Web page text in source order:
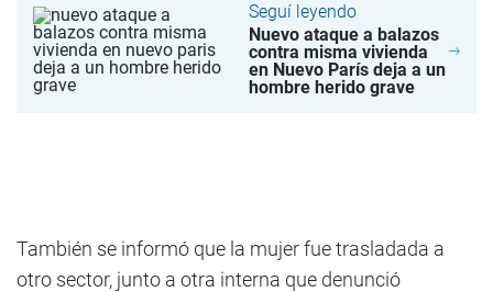
Seguí leyendo
Nuevo ataque a balazos
contra misma vivienda
en Nuevo París deja a un
hombre herido grave
También se informó que la mujer fue trasladada a
otro sector, junto a otra interna que denunció